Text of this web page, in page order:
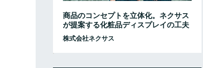
商品のコンセプトを立体化。ネクサス
が提案する化粧品ディスプレイの工夫
株式会社ネクサス